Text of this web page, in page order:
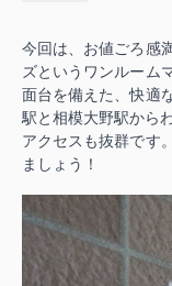
今回は、お値ごろ感
ズというワンルーム
面台を備えた、快適
駅と相模大野駅から
アクセスも抜群です
ましょう！